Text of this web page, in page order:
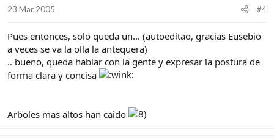
23 Mar 2005 #4
Pues entonces, solo queda un... (autoeditao, gracias Eusebio
a veces se va la olla la antequera)
.. bueno, queda hablar con la gente y expresar la postura de
forma clara y concisa
Arboles mas altos han caido